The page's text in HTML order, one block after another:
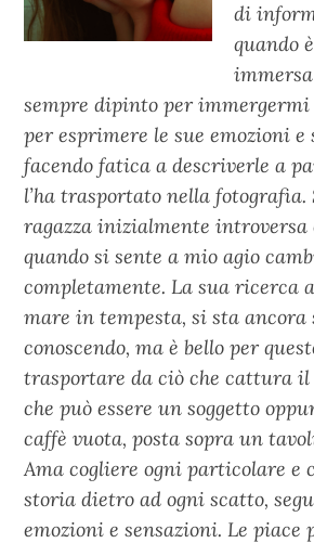
di
quando
sempre dipinto per immergermi
per esprimere le sue emozioni e
facendo fatica a descriverle a
l’ha trasportato nella fotografia.
ragazza inizialmente
quando si sente a mio agio
completamente. La sua ricerca
mare in tempesta, si sta ancora
conoscendo, ma è bello per
trasportare da ciò che cattura il
che può essere un soggetto
caffè vuota, posta sopra un
Ama cogliere ogni particolare e
storia dietro ad ogni scatto,
emozioni e sensazioni. Le piace